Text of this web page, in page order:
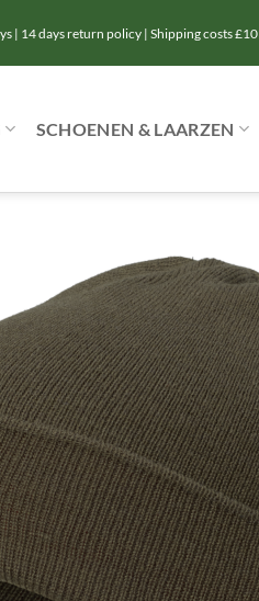
| 14 days return policy | Shipping costs £10
SCHOENEN & LAARZEN